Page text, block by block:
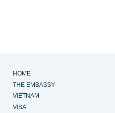
HOME
THE EMBASSY
VIETNAM
VISA